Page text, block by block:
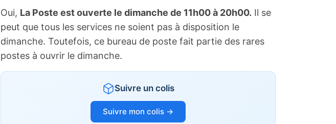
Oui, La Poste est ouverte le dimanche de 11h00 à 20h00. Il se
peut que tous les services ne soient pas à disposition le
dimanche. Toutefois, ce bureau de poste fait partie des rares
postes à ouvrir le dimanche.
Suivre un colis
Suivre mon colis →